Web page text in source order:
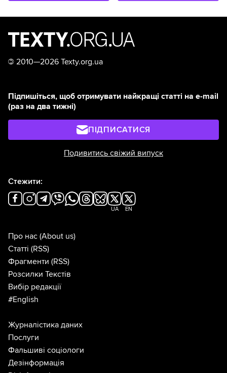
© 2010—2026 Texty.org.ua
Підпишіться, щоб отримувати найкращі статті на e-mail
(раз на два тижні)
ПІДПИСАТИСЯ
Подивитись свіжий випуск
Стежити:
UA EN
Про нас (About us)
Статті (RSS)
Фрагменти (RSS)
Розсилки Текстів
Вибір редакції
#English
Журналістика даних
Послуги
Фальшиві соціологи
Дезінформація